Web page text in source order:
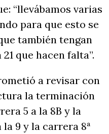
“llevábamos varias
para que esto se
también tengan
que hacen falta”.
a revisar con
la terminación
5 a la 8B y la
la 9 y la carrera 8ª